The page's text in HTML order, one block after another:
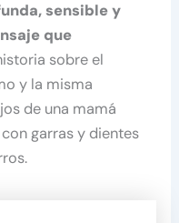
sensible y
que
sobre el
y la misma
de una mamá
garras y dientes